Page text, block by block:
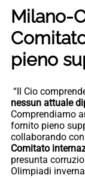
Milano-
pieno
“Il Cio
nessun attuale
Comprendiamo
fornito pieno
collaborando con
Comitato
presunta
Olimpiadi